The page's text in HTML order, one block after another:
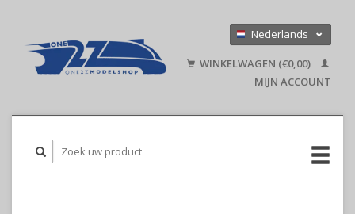
Nederlands
English
WINKELWAGEN (€0,00)
MIJN ACCOUNT